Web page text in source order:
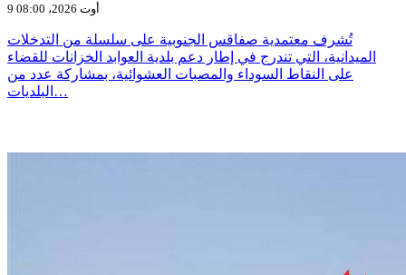
9 أوت 2026، 08:00
تُشرف معتمدية صفاقس الجنوبية على سلسلة من التدخلات
الميدانية، التي تندرج في إطار دعم بلدية العوابد الخزانات للقضاء
على النقاط السوداء والمصبات العشوائية، بمشاركة عدد من
البلديات…